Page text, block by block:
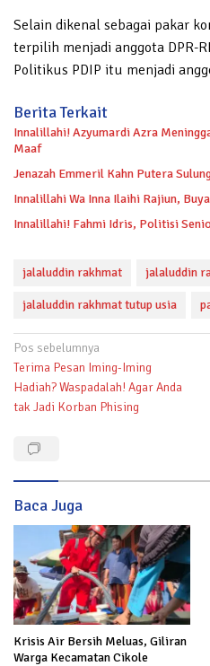
Selain dikenal sebagai pakar
terpilih menjadi anggota DPR-
Politikus PDIP itu menjadi
Berita Terkait
Innalillahi! Azyumardi Azra
Maaf
Jenazah Emmeril Kahn Putera
Innalillahi Wa Inna Ilaihi Rajiun,
Innalillahi! Fahmi Idris, Politisi
jalaluddin rakhmat jalaluddin
jalaluddin rakhmat tutup usia
Navigasi
pos
Pos sebelumnya
Terima Pesan Iming-Iming
Hadiah? Waspadalah! Agar Anda
tak Jadi Korban Phising
Baca Juga
Krisis Air Bersih Meluas, Giliran
Warga Kecamatan Cikole